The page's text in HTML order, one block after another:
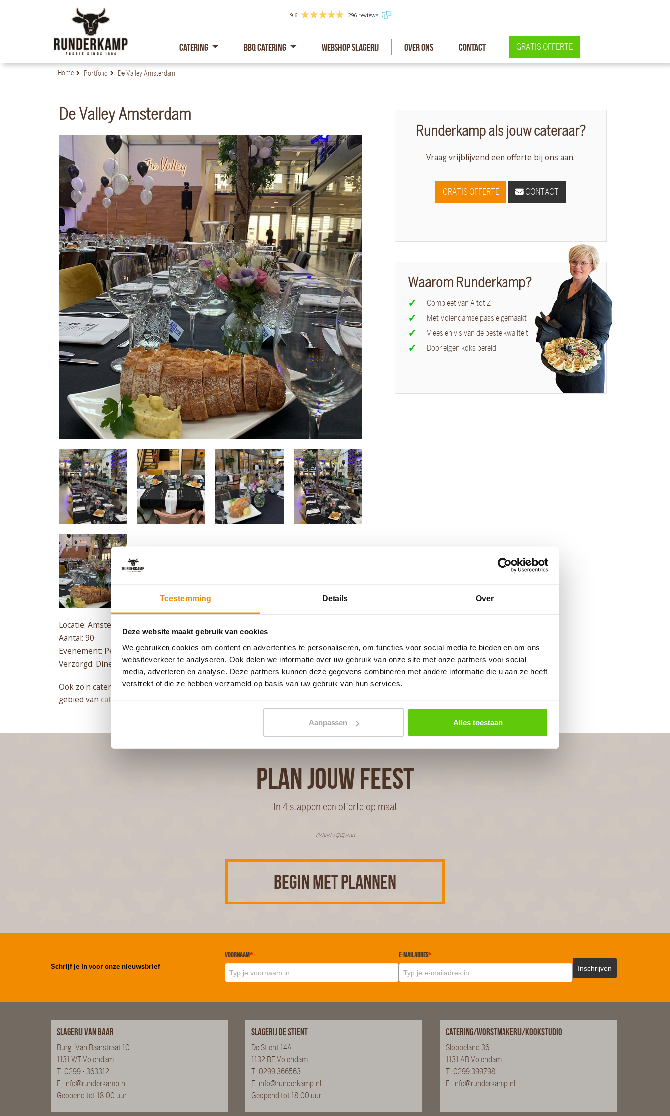
Toestemming Details Over
Deze website maakt gebruik van cookies
We gebruiken cookies om content en advertenties te personaliseren, om functies voor social media te bieden en om ons
websiteverkeer te analyseren. Ook delen we informatie over uw gebruik van onze site met onze partners voor social
media, adverteren en analyse. Deze partners kunnen deze gegevens combineren met andere informatie die u aan ze heeft
verstrekt of die ze hebben verzameld op basis van uw gebruik van hun services.
Aanpassen Alles toestaan
Catering BBQ Catering Webshop slagerij Over Ons Contact GRATIS OFFERTE
9.6 296 reviews
Home Portfolio De Valley Amsterdam
De Valley Amsterdam
Locatie: Amsterdam
Aantal: 90
Evenement: Personeelsfeest
Verzorgd: Diner op locatie
Ook zo'n catering op locatie laten verzorgen? Bekijk dan alle mogelijkheden op het
gebied van catering
Runderkamp als jouw cateraar?
Vraag vrijblijvend een offerte bij ons aan.
GRATIS OFFERTE CONTACT
Waarom Runderkamp?
Compleet van A tot Z
Met Volendamse passie gemaakt
Vlees en vis van de beste kwaliteit
Door eigen koks bereid
PLAN JOUW FEEST
In 4 stappen een offerte op maat
Geheel vrijblijvend
BEGIN MET PLANNEN
Schrijf je in voor onze nieuwsbrief
Voornaam* E-mailadres*
Inschrijven
Slagerij van Baar
Burg. Van Baarstraat 10
1131 WT Volendam
T: 0299 - 363312
E: info@runderkamp.nl
Geopend tot 18.00 uur
Slagerij De Stient
De Stient 14A
1132 BE Volendam
T: 0299 366563
E: info@runderkamp.nl
Geopend tot 18.00 uur
Catering/Worstmakerij/Kookstudio
Slobbeland 36
1131 AB Volendam
T: 0299 399798
E: info@runderkamp.nl